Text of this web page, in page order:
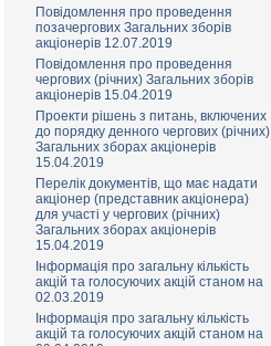
Повідомлення про проведення
позачергових Загальних зборів
акціонерів 12.07.2019
Повідомлення про проведення
чергових (річних) Загальних зборів
акціонерів 15.04.2019
Проекти рішень з питань, включених
до порядку денного чергових (річних)
Загальних зборах акціонерів
15.04.2019
Перелік документів, що має надати
акціонер (представник акціонера)
для участі у чергових (річних)
Загальних зборах акціонерів
15.04.2019
Інформація про загальну кількість
акцій та голосуючих акцій станом на
02.03.2019
Інформація про загальну кількість
акцій та голосуючих акцій станом на